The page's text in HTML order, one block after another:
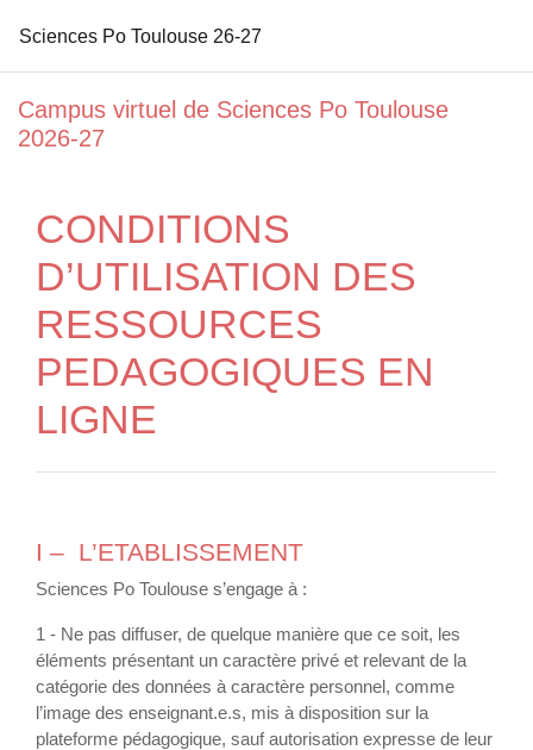
Sciences Po Toulouse 26-27
Campus virtuel de Sciences Po Toulouse
2026-27
CONDITIONS
D’UTILISATION DES
RESSOURCES
PEDAGOGIQUES EN
LIGNE
I – L’ETABLISSEMENT
Sciences Po Toulouse s’engage à :
1 - Ne pas diffuser, de quelque manière que ce soit, les
éléments présentant un caractère privé et relevant de la
catégorie des données à caractère personnel, comme
l’image des enseignant.e.s, mis à disposition sur la
plateforme pédagogique, sauf autorisation expresse de leur